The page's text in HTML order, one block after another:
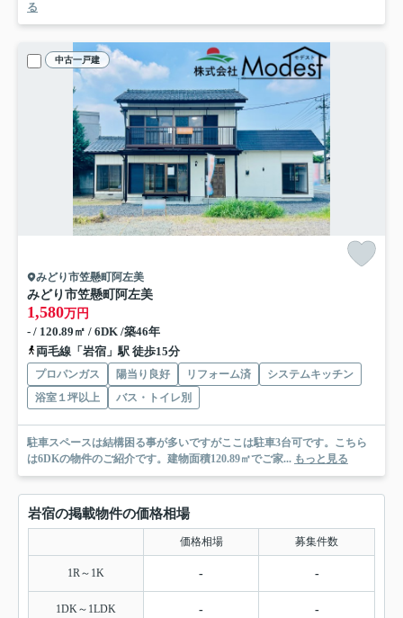
る
中古一戸建
みどり市笠懸町阿左美
みどり市笠懸町阿左美
1,580万円
- / 120.89㎡ / 6DK /築46年
両毛線「岩宿」駅 徒歩15分
プロパンガス 陽当り良好 リフォーム済
システムキッチン
浴室１坪以上
バス・トイレ別
駐車スペースは結構困る事が多いですがここは駐車3台可です。こちら
は6DKの物件のご紹介です。建物面積120.89㎡でご家... もっと見る
岩宿の掲載物件の価格相場
価格相場 募集件数
1R～1K - -
1DK～1LDK - -